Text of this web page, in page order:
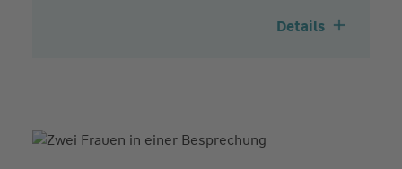
Details